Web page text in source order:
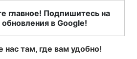
главное! Подпишитесь на
в Google!
нас там, где вам удобно!